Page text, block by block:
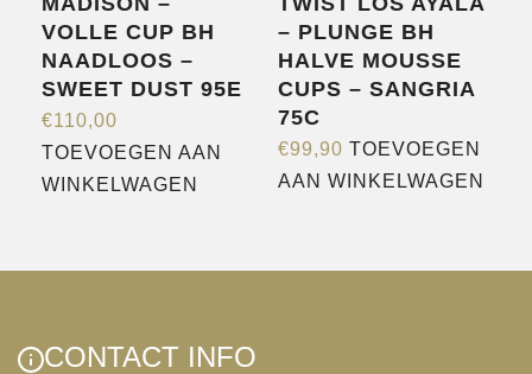
op
de
productpagina
VOLLE CUP BH
NAADLOOS –
SWEET DUST 95E
€110,00
TOEVOEGEN AAN
WINKELWAGEN
– PLUNGE BH
HALVE MOUSSE
CUPS – SANGRIA
75C
€99,90 TOEVOEGEN
AAN WINKELWAGEN
CONTACT INFO